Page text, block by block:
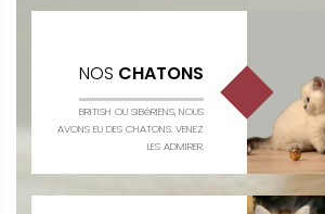
NOS CHATONS
BRITISH OU SIBéRIENS, NOUS
AVONS EU DES CHATONS. VENEZ
LES ADMIRER.